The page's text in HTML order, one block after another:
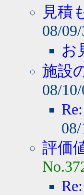
見積
08/
お
施設
08/
評価